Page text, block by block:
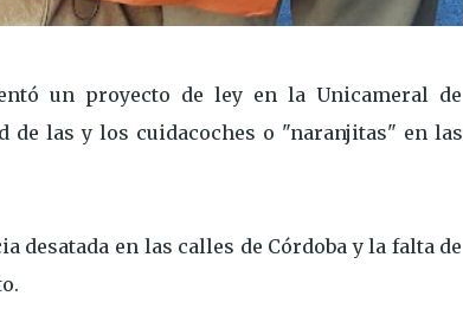
un proyecto de ley en la Unicameral de
de las y los cuidacoches o "naranjitas" en las
en las calles de Córdoba y la falta de